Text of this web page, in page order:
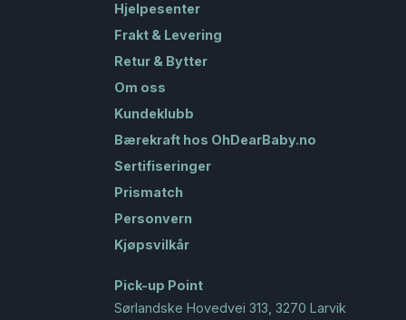
Hjelpesenter
Frakt & Levering
Retur & Bytter
Om oss
Kundeklubb
Bærekraft hos OhDearBaby.no
Sertifiseringer
Prismatch
Personvern
Kjøpsvilkår
Pick-up Point
Sørlandske Hovedvei 313, 3270 Larvik